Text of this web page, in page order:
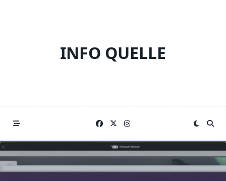
INFO QUELLE